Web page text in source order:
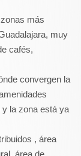
más
muy
cafés,
convergen la
y la zona está ya
, área